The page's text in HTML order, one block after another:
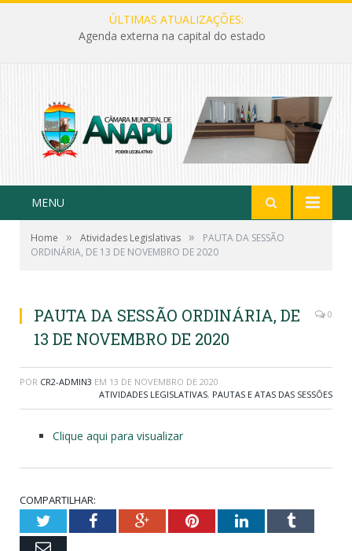
ÚLTIMAS ATUALIZAÇÕES:
Agenda externa na capital do estado
MENU
Home » Atividades Legislativas »
PAUTA DA SESSÃO
ORDINÁRIA, DE 13 DE NOVEMBRO DE 2020
PAUTA DA SESSÃO ORDINÁRIA, DE
13 DE NOVEMBRO DE 2020
0
POR CR2-ADMIN3 EM 13 DE NOVEMBRO DE 2020
ATIVIDADES LEGISLATIVAS, PAUTAS E ATAS DAS SESSÕES
Clique aqui para visualizar
COMPARTILHAR:
TwitterFacebookGoogle+PinterestLinkedInTumblr
Email